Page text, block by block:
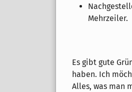
Mehrzeiler.
Es gibt gute
haben. Ich
Alles, was man